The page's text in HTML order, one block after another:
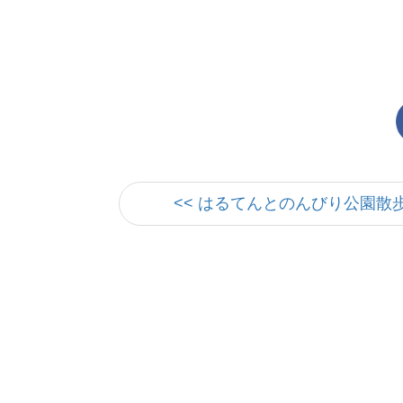
<< はるてんとのんびり公園散